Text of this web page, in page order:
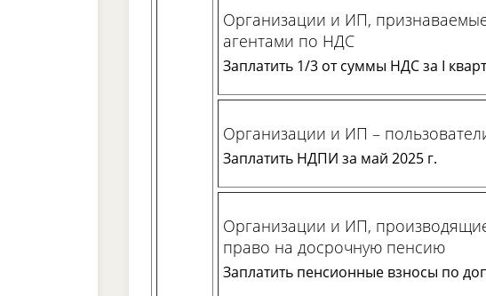
Организации и ИП,
агентами по НДС
Заплатить 1/3 от суммы НДС за I
Организации и ИП –
Заплатить НДПИ за май 2025 г.
Организации и ИП,
право на досрочную пенсию
Заплатить пенсионные взносы по